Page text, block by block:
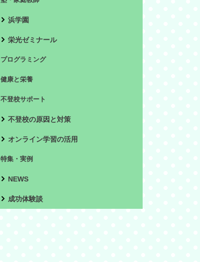
浜学園
栄光ゼミナール
プログラミング
健康と栄養
不登校サポート
不登校の原因と対策
オンライン学習の活用
特集・実例
NEWS
成功体験談